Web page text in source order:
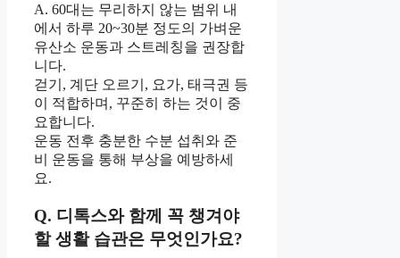
A. 60대는 무리하지 않는 범위 내
에서 하루 20~30분 정도의 가벼운
유산소 운동과 스트레칭을 권장합
니다.
걷기, 계단 오르기, 요가, 태극권 등
이 적합하며, 꾸준히 하는 것이 중
요합니다.
운동 전후 충분한 수분 섭취와 준
비 운동을 통해 부상을 예방하세
요.
Q. 디톡스와 함께 꼭 챙겨야
할 생활 습관은 무엇인가요?